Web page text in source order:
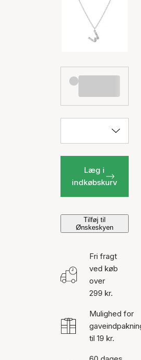
Læg i
indkøbskurv
Tilføj til
Ønskeskyen
Fri fragt
ved køb
over
299 kr.
Mulighed for
til 19 kr.